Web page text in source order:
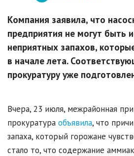
Компания заявила, что
предприятия не могут быть
неприятных запахов,
в начале лета.
прокуратуру уже
Вчера, 23 июля, межрайонная
прокуратура объявила, что
запаха, который горожане
стало то, что содержание